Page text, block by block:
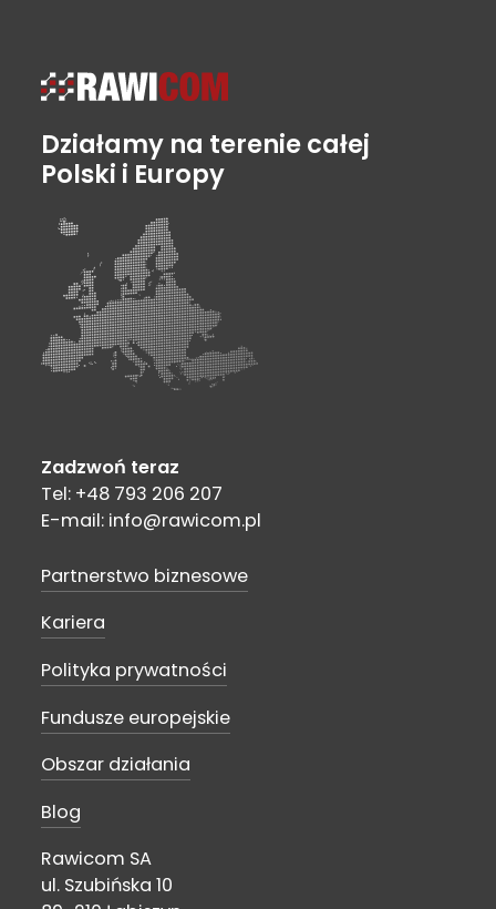
Działamy na terenie całej
Polski i Europy
Zadzwoń teraz
Tel: +48 793 206 207
E-mail: info@rawicom.pl
Partnerstwo biznesowe
Kariera
Polityka prywatności
Fundusze europejskie
Obszar działania
Blog
Rawicom SA
ul. Szubińska 10